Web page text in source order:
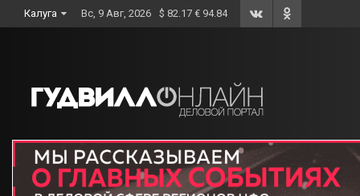
to
Калуга Вс, 9 Авг, 2026 $ 82.17 € 94.84